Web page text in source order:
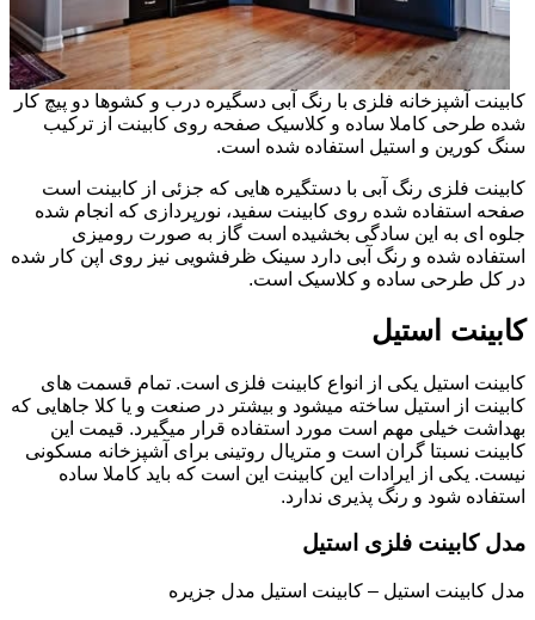
کابینت آشپزخانه فلزی با رنگ آبی دسگیره درب و کشوها دو پیچ کار
شده طرحی کاملا ساده و کلاسیک صفحه روی کابینت از ترکیب
سنگ کورین و استیل استفاده شده است.
کابینت فلزی رنگ آبی با دستگیره هایی که جزئی از کابینت است
صفحه استفاده شده روی کابینت سفید، نورپردازی که انجام شده
جلوه ای به این سادگی بخشیده است گاز به صورت رومیزی
استفاده شده و رنگ آبی دارد سینک ظرفشویی نیز روی اپن کار شده
در کل طرحی ساده و کلاسیک است.
کابینت استیل
کابینت استیل یکی از انواع کابینت فلزی است. تمام قسمت های
کابینت از استیل ساخته میشود و بیشتر در صنعت و یا کلا جاهایی که
بهداشت خیلی مهم است مورد استفاده قرار میگیرد. قیمت این
کابینت نسبتا گران است و متریال روتینی برای آشپزخانه مسکونی
نیست. یکی از ایرادات این کابینت این است که باید کاملا ساده
استفاده شود و رنگ پذیری ندارد.
مدل کابینت فلزی استیل
مدل کابینت استیل – کابینت استیل مدل جزیره